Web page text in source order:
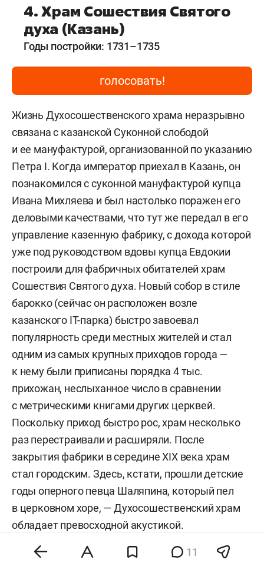
4. Храм Сошествия Святого
духа (Казань)
Годы постройки: 1731–1735
голосовать!
Жизнь Духосошественского храма неразрывно
связана с казанской Суконной слободой
и ее мануфактурой, организованной по указанию
Петра I. Когда император приехал в Казань, он
познакомился с суконной мануфактурой купца
Ивана Михляева и был настолько поражен его
деловыми качествами, что тут же передал в его
управление казенную фабрику, с дохода которой
уже под руководством вдовы купца Евдокии
построили для фабричных обитателей храм
Сошествия Святого духа. Новый собор в стиле
барокко (сейчас он расположен возле
казанского IT-парка) быстро завоевал
популярность среди местных жителей и стал
одним из самых крупных приходов города —
к нему были приписаны порядка 4 тыс.
прихожан, неслыханное число в сравнении
с метрическими книгами других церквей.
Поскольку приход быстро рос, храм несколько
раз перестраивали и расширяли. После
закрытия фабрики в середине XIX века храм
стал городским. Здесь, кстати, прошли детские
годы оперного певца Шаляпина, который пел
в церковном хоре, — Духосошественский храм
обладает превосходной акустикой.
За все время храм ни разу не горел. 11